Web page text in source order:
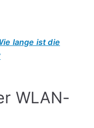
lange ist die
WLAN-